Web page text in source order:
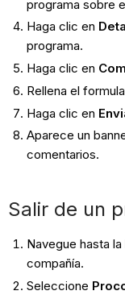
programa sobre
Haga clic en
programa.
Haga clic en
Rellena el
Haga clic en
Aparece un
comentarios.
Salir de un
Navegue hasta
compañía.
Seleccione